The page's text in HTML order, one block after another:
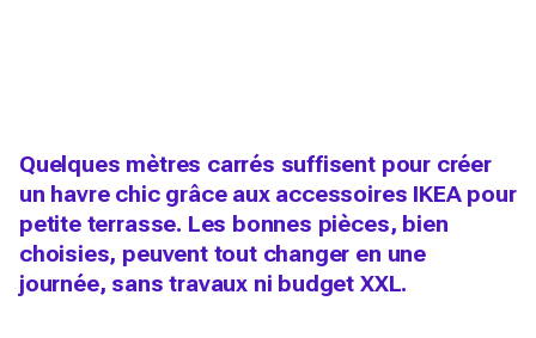
Quelques mètres carrés suffisent pour créer
un havre chic grâce aux accessoires IKEA pour
petite terrasse. Les bonnes pièces, bien
choisies, peuvent tout changer en une
journée, sans travaux ni budget XXL.